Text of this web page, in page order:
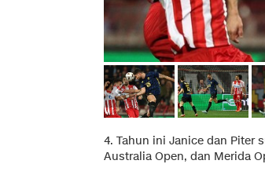
4. Tahun ini Janice dan Piter
Australia Open, dan Merida